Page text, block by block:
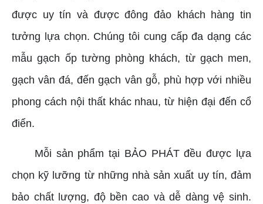
được uy tín và được đông đảo khách hàng tin
tưởng lựa chọn. Chúng tôi cung cấp đa dạng các
mẫu gạch ốp tường phòng khách, từ gạch men,
gạch vân đá, đến gạch vân gỗ, phù hợp với nhiều
phong cách nội thất khác nhau, từ hiện đại đến cổ
điển.
Mỗi sản phẩm tại BẢO PHÁT đều được lựa
chọn kỹ lưỡng từ những nhà sản xuất uy tín, đảm
bảo chất lượng, độ bền cao và dễ dàng vệ sinh.